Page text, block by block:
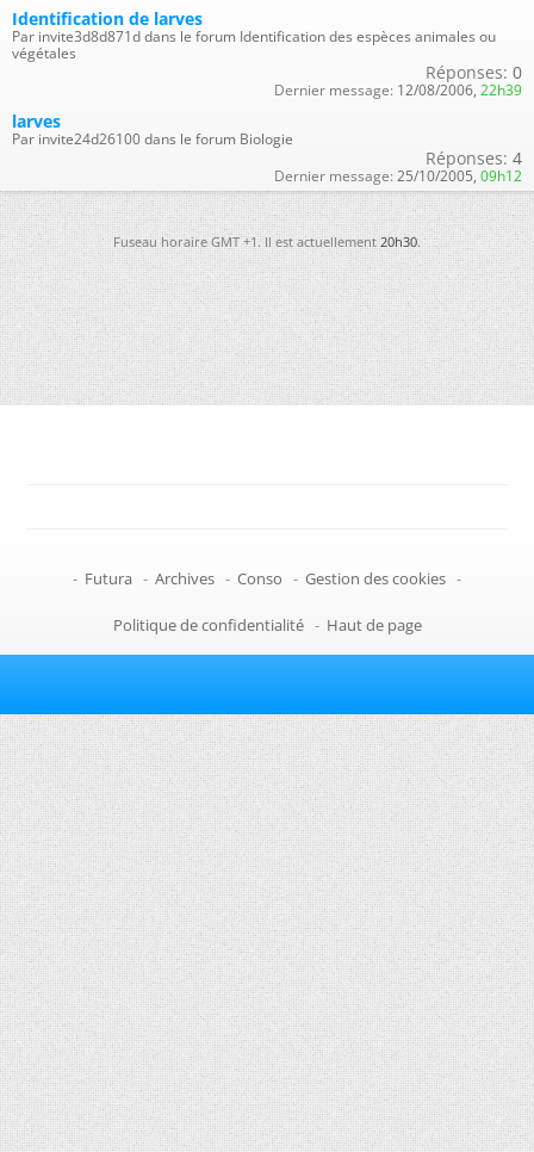
Identification de larves
Par invite3d8d871d dans le forum Identification des espèces animales ou
végétales
Réponses: 0
Dernier message: 12/08/2006, 22h39
larves
Par invite24d26100 dans le forum Biologie
Réponses: 4
Dernier message: 25/10/2005, 09h12
Fuseau horaire GMT +1. Il est actuellement20h30.
- Futura - Archives - Conso - Gestion des cookies -
Politique de confidentialité - Haut de page